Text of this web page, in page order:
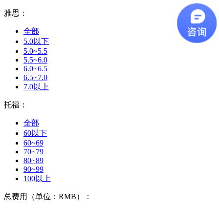
雅思：
全部
5.0以下
5.0~5.5
5.5~6.0
6.0~6.5
6.5~7.0
7.0以上
托福：
全部
60以下
60~69
70~79
80~89
90~99
100以上
总费用（单位：RMB）：